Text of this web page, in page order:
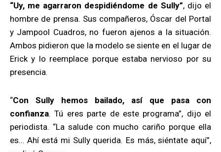
“Uy, me agarraron despidiéndome de Sully”, dijo el
hombre de prensa. Sus compañeros, Óscar del Portal
y Jampool Cuadros, no fueron ajenos a la situación.
Ambos pidieron que la modelo se siente en el lugar de
Erick y lo reemplace porque estaba nervioso por su
presencia.
“Con Sully hemos bailado, así que pasa con
confianza. Tú eres parte de este programa”, dijo el
periodista. “La salude con mucho cariño porque ella
es… Ahí está mi Sully querida. Es más, siéntate aquí”,